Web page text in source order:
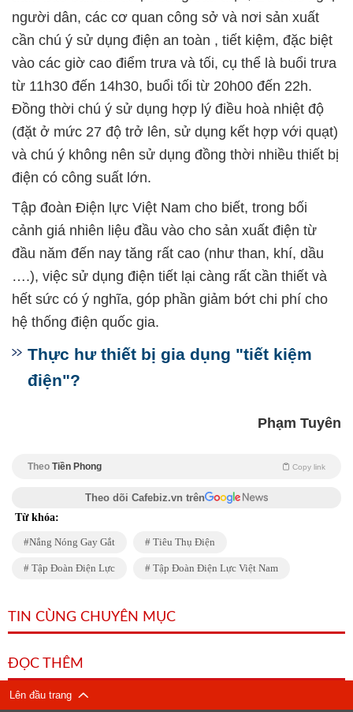
người dân, các cơ quan công sở và nơi sản xuất
cần chú ý sử dụng điện an toàn , tiết kiệm, đặc biệt
vào các giờ cao điểm trưa và tối, cụ thể là buổi trưa
từ 11h30 đến 14h30, buổi tối từ 20h00 đến 22h.
Đồng thời chú ý sử dụng hợp lý điều hoà nhiệt độ
(đặt ở mức 27 độ trở lên, sử dụng kết hợp với quạt)
và chú ý không nên sử dụng đồng thời nhiều thiết bị
điện có công suất lớn.
Tập đoàn Điện lực Việt Nam cho biết, trong bối
cảnh giá nhiên liệu đầu vào cho sản xuất điện từ
đầu năm đến nay tăng rất cao (như than, khí, dầu
….), việc sử dụng điện tiết lại càng rất cần thiết và
hết sức có ý nghĩa, góp phần giảm bớt chi phí cho
hệ thống điện quốc gia.
Thực hư thiết bị gia dụng "tiết kiệm
điện"?
Phạm Tuyên
Theo Tiền Phong Copy link
Theo dõi Cafebiz.vn trên
Từ khóa:
Nắng Nóng Gay Gắt Tiêu Thụ Điện
Tập Đoàn Điện Lực Tập Đoàn Điện Lực Việt Nam
TIN CÙNG CHUYÊN MỤC
ĐỌC THÊM
Lên đầu trang